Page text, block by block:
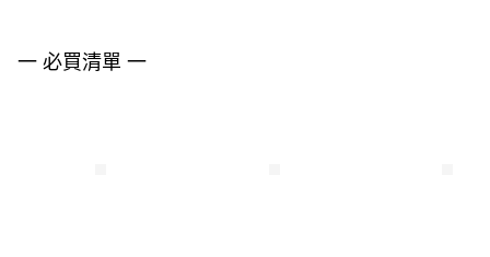
一 必買清單 一